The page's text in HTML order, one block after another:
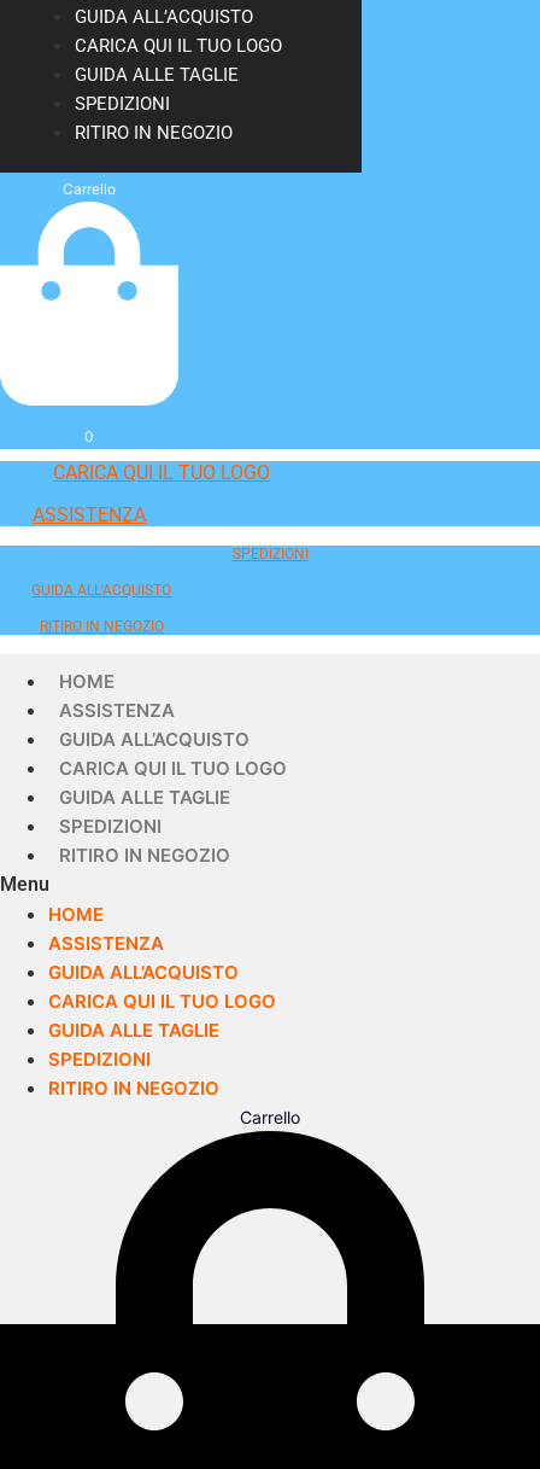
GUIDA ALL’ACQUISTO
CARICA QUI IL TUO LOGO
GUIDA ALLE TAGLIE
SPEDIZIONI
RITIRO IN NEGOZIO
Carrello
0
CARICA QUI IL TUO LOGO
ASSISTENZA
SPEDIZIONI
GUIDA ALL'ACQUISTO
RITIRO IN NEGOZIO
HOME
ASSISTENZA
GUIDA ALL’ACQUISTO
CARICA QUI IL TUO LOGO
GUIDA ALLE TAGLIE
SPEDIZIONI
RITIRO IN NEGOZIO
Menu
HOME
ASSISTENZA
GUIDA ALL’ACQUISTO
CARICA QUI IL TUO LOGO
GUIDA ALLE TAGLIE
SPEDIZIONI
RITIRO IN NEGOZIO
Carrello